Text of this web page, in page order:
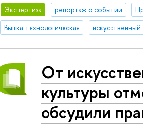
Экспертиза репортаж о событии
Вышка технологическая
искусственный
От
культуры
обсудили